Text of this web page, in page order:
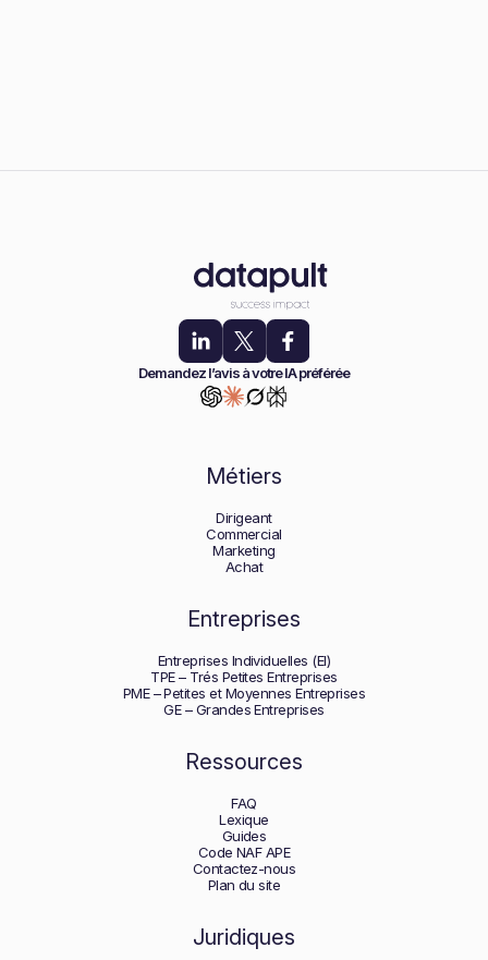
Demandez l’avis à votre IA préférée
Métiers
Dirigeant
Commercial
Marketing
Achat
Entreprises
Entreprises Individuelles (EI)
TPE – Trés Petites Entreprises
PME – Petites et Moyennes Entreprises
GE – Grandes Entreprises
Ressources
FAQ
Lexique
Guides
Code NAF APE
Contactez-nous
Plan du site
Juridiques